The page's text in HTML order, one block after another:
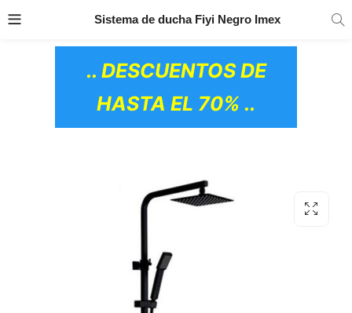
PRODUCTOS
.. DESCUENTOS DE
HASTA EL 70% ..
Sistema de ducha Fiyi Negro Imex